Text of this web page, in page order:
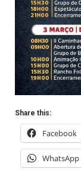
Share this:
Facebook
WhatsApp